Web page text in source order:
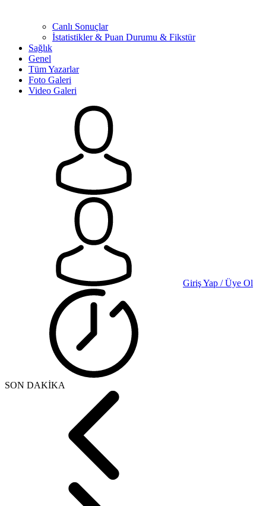
Canlı Sonuçlar
İstatistikler & Puan Durumu & Fikstür
Sağlık
Genel
Tüm Yazarlar
Foto Galeri
Video Galeri
Giriş Yap / Üye Ol
SON DAKİKA